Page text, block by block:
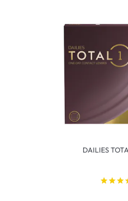
DAILIES